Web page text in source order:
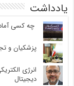
یادداشت
چه کسی
پزشکیان و
انرژی
دیجیتال